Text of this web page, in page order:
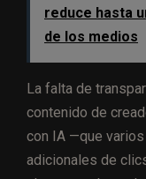
reduce hasta
de los medios
La falta de
contenido de
con IA —que
adicionales de